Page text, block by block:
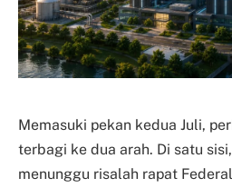
Memasuki pekan kedua Juli,
terbagi ke dua arah. Di satu
menunggu risalah rapat